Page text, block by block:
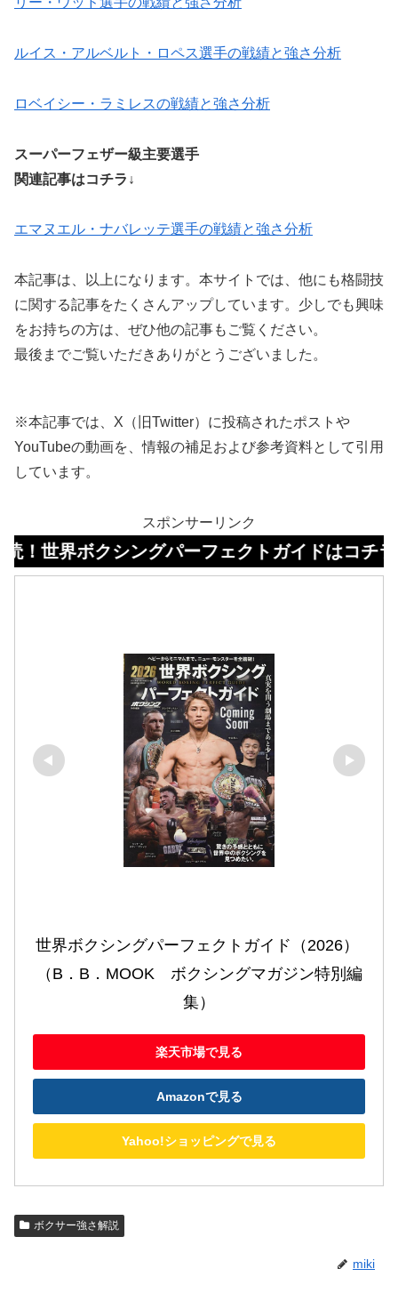
ルイス・アルベルト・ロペス選手の戦績と強さ分析
ロベイシー・ラミレスの戦績と強さ分析
スーパーフェザー級主要選手
関連記事はコチラ↓
エマヌエル・ナバレッテ選手の戦績と強さ分析
本記事は、以上になります。本サイトでは、他にも格闘技
に関する記事をたくさんアップしています。少しでも興味
をお持ちの方は、ぜひ他の記事もご覧ください。
最後までご覧いただきありがとうございました。
※本記事では、X（旧Twitter）に投稿されたポストや
YouTubeの動画を、情報の補足および参考資料として引用
しています。
スポンサーリンク
シングパーフェクトガイドはコチラ
世界ボクシングパーフェクトガイド（2026）
（B．B．MOOK　ボクシングマガジン特別編
集）
楽天市場で見る
Amazonで見る
Yahoo!ショッピングで見る
ボクサー強さ解説
miki